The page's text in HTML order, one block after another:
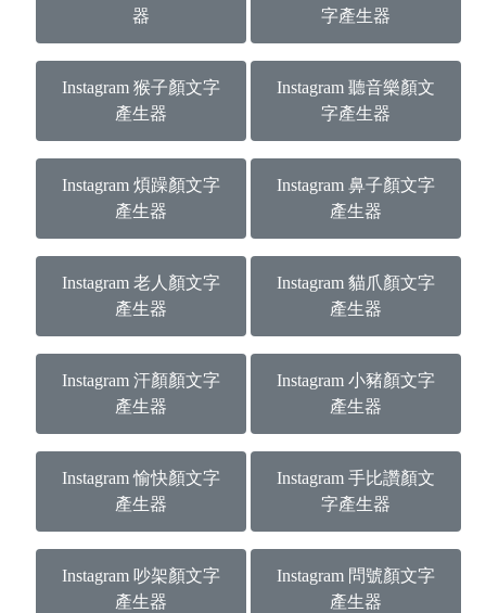
器
字產生器
Instagram 猴子顏文字
產生器
Instagram 聽音樂顏文
字產生器
Instagram 煩躁顏文字
產生器
Instagram 鼻子顏文字
產生器
Instagram 老人顏文字
產生器
Instagram 貓爪顏文字
產生器
Instagram 汗顏顏文字
產生器
Instagram 小豬顏文字
產生器
Instagram 愉快顏文字
產生器
Instagram 手比讚顏文
字產生器
Instagram 吵架顏文字
產生器
Instagram 問號顏文字
產生器